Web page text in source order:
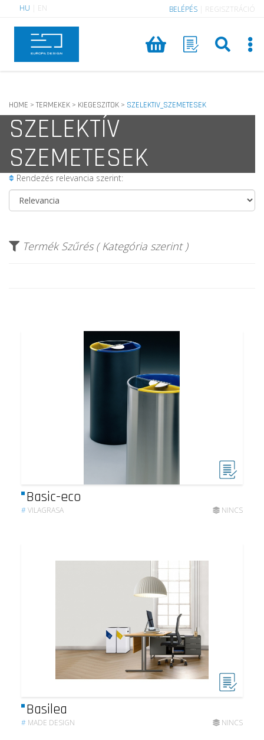
HU EN BELÉPÉS REGISZTRÁCIÓ
HOME > TERMEKEK > KIEGESZITOK > SZELEKTIV_SZEMETESEK
SZELEKTÍV
SZEMETESEK
Rendezés relevancia szerint:
Termék Szűrés ( Kategória szerint )
Basic-eco
#VILAGRASA NINCS
Basilea
# MADE DESIGN NINCS